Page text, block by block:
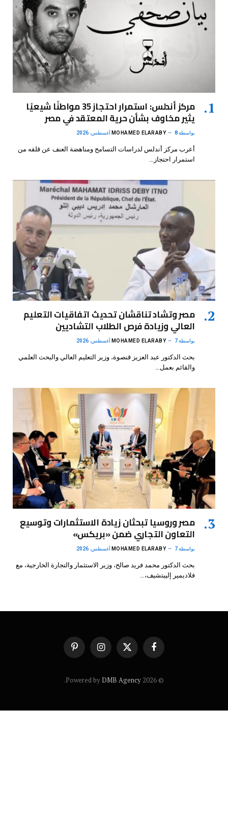
مركز أندلس: استمرار احتجاز 35 مواطنًا شيعيًا
يثير مخاوف بشأن حرية المعتقد في مصر
بواسطة MOHAMED ELARABY 8 أغسطس، 2026
أعرب مركز أندلس لدراسات التسامح ومناهضة العنف عن قلقه من
استمرار احتجاز…
مصر وتشاد تناقشان تحديث اتفاقيات التعليم
العالي وزيادة فرص الطلاب التشاديين
بواسطة MOHAMED ELARABY 7 أغسطس، 2026
بحث الدكتور عبد العزيز قنصوة، وزير التعليم العالي والبحث العلمي
والقائم بعمل…
مصر وروسيا تبحثان زيادة الاستثمارات وتوسيع
التعاون التجاري ضمن «بريكس»
بواسطة MOHAMED ELARABY 7 أغسطس، 2026
بحث الدكتور محمد فريد صالح، وزير الاستثمار والتجارة الخارجية، مع
فلاديمير إلييتشيف،…
فيسبوك
X
(Twitter)
الانستغرامبينتيريست
© 2026 Powered by
DMB Agency
.